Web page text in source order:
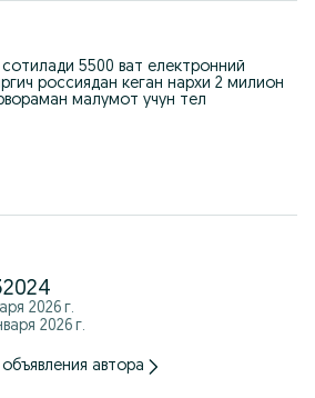
5500 ват електронний
россиядан кеган нархи 2 милион
малумот учун тел
2026 г.
2026 г.
автора